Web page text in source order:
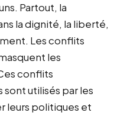
Partout, la
la dignité, la liberté,
Les conflits
les
conflits
utilisés par les
leurs politiques et